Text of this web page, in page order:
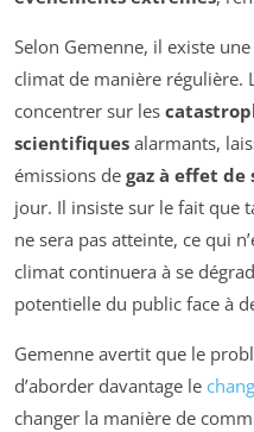
Selon Gemenne, il existe
climat de manière régulière.
concentrer sur les
scientifiques alarmants,
émissions de gaz à effet de
jour. Il insiste sur le fait que
ne sera pas atteinte, ce qui
climat continuera à se
potentielle du public face à
Gemenne avertit que le
d’aborder davantage le
changer la manière de